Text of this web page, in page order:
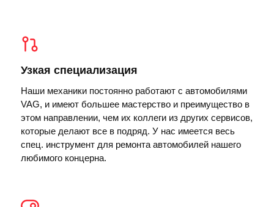
Узкая специализация
Наши механики постоянно работают с автомобилями
VAG, и имеют большее мастерство и преимущество в
этом направлении, чем их коллеги из других сервисов,
которые делают все в подряд. У нас имеется весь
спец. инструмент для ремонта автомобилей нашего
любимого концерна.